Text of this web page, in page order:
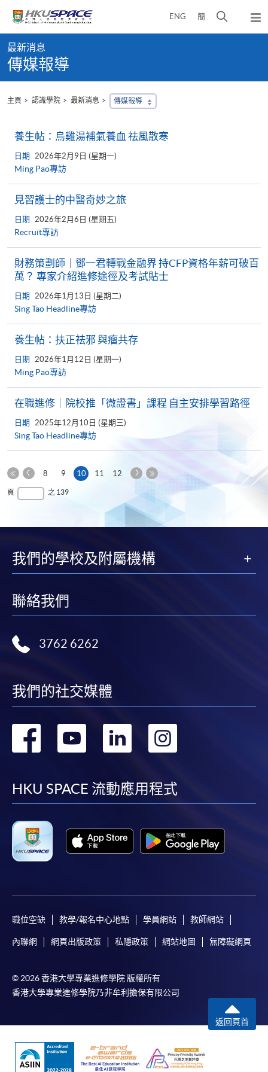
content
ENG 簡
開
彈
出
content
start
最新消息
傳媒報導
主頁 認識學院 最新消息 傳媒報導
養生帖：烏雞湯補氣養血 祛風散寒
日期 2026年2月9日 (星期一)
Ming Pao專訪
見習護士的中醫奇妙之旅
日期 2026年2月6日 (星期五)
Recruit專訪
財務策劃師｜鄧一君轉戰金融界 持CFP資格年薪可破百
萬？ 專家介紹進修途徑及考試貼士
日期 2026年1月13日 (星期二)
Sing Tao Headline專訪
養生帖：扶正祛邪 與瘤共存
日期 2026年1月12日 (星期一)
Ming Pao專訪
在職進修｜院校推「微證書」課程 自主安排學習路徑
日期 2025年12月10日 (星期三)
Sing Tao Headline專訪
第
一
上
8 9 10本
11 12
下
頁
最
頁 之 139
我們的學校及附屬機構
聯絡我們
3762 6262
我們的社交媒體
轉
facebook
轉
youtube
轉
linkedin
轉
HKU SPACE 流動應用程式
職位空缺 教學/報名中心地點 學員網站 教師網站
內聯網 網頁出版政策 私隱政策 網站地圖 無障礙網頁
© 2026 香港大學專業進修學院 版權所有
香港大學專業進修學院乃非牟利擔保有限公司
返回頁首